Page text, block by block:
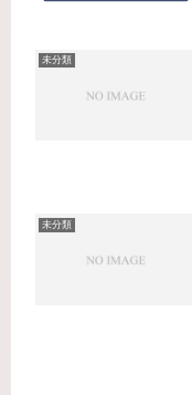
未分類
未分類